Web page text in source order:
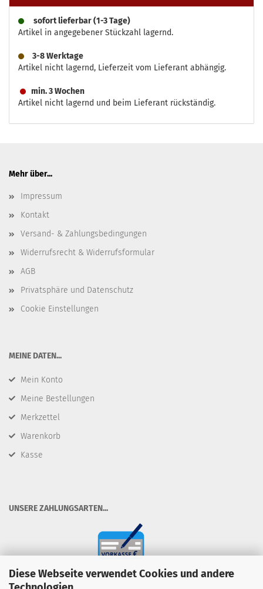
Diese Webseite verwendet Cookies und andere
sofort lieferbar (1-3 Tage)
Artikel in angegebener Stückzahl lagernd.
3-8 Werktage
Artikel nicht lagernd, Lieferzeit vom Lieferant abhängig.
min. 3 Wochen
Artikel nicht lagernd und beim Lieferant rückständig.
Mehr über...
Impressum
Kontakt
Versand- & Zahlungsbedingungen
Widerrufsrecht & Widerrufsformular
AGB
Privatsphäre und Datenschutz
Cookie Einstellungen
​MEINE DATEN...
Mein Konto
Meine Bestellungen
Merkzettel
Warenkorb
Kasse
​UNSERE ZAHLUNGSARTEN...